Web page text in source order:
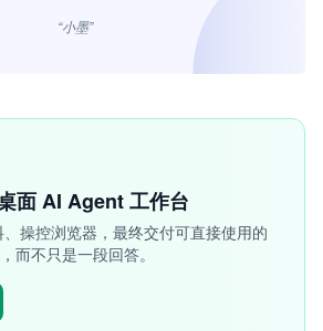
“小墨”
面 AI Agent 工作台
操控浏览器，最终交付可直接使用的
而不只是一段回答。